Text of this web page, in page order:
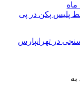
پلیس پکن در پی
در تهرانپارس